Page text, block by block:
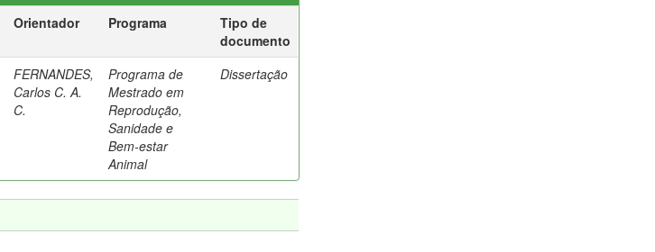
Orientador Programa
Tipo de
documento
FERNANDES,
Carlos C. A.
C.
Programa de
Mestrado em
Reprodução,
Sanidade e
Bem-estar
Animal
Dissertação